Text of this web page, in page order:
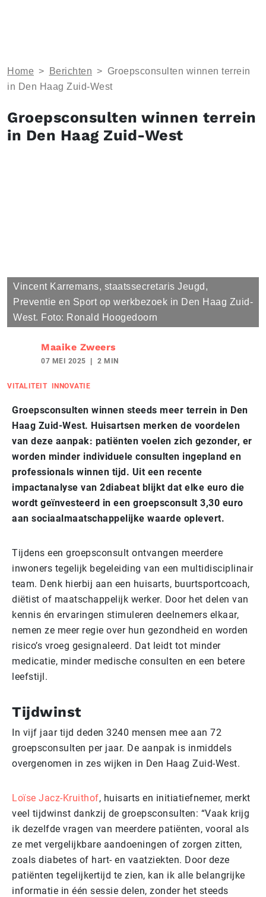
Home > Berichten > Groepsconsulten winnen terrein
in Den Haag Zuid-West
Groepsconsulten winnen terrein
in Den Haag Zuid-West
Vincent Karremans, staatssecretaris Jeugd,
Preventie en Sport op werkbezoek in Den Haag Zuid-
West. Foto: Ronald Hoogedoorn
Maaike Zweers
07 MEI 2025 2 MIN
VITALITEIT INNOVATIE
Groepsconsulten winnen steeds meer terrein in Den
Haag Zuid-West. Huisartsen merken de voordelen
van deze aanpak: patiënten voelen zich gezonder, er
worden minder individuele consulten ingepland en
professionals winnen tijd. Uit een recente
impactanalyse van 2diabeat blijkt dat elke euro die
wordt geïnvesteerd in een groepsconsult 3,30 euro
aan sociaalmaatschappelijke waarde oplevert.
Tijdens een groepsconsult ontvangen meerdere
inwoners tegelijk begeleiding van een multidisciplinair
team. Denk hierbij aan een huisarts, buurtsportcoach,
diëtist of maatschappelijk werker. Door het delen van
kennis én ervaringen stimuleren deelnemers elkaar,
nemen ze meer regie over hun gezondheid en worden
risico’s vroeg gesignaleerd. Dat leidt tot minder
medicatie, minder medische consulten en een betere
leefstijl.
Tijdwinst
In vijf jaar tijd deden 3240 mensen mee aan 72
groepsconsulten per jaar. De aanpak is inmiddels
overgenomen in zes wijken in Den Haag Zuid-West.
Loïse Jacz-Kruithof, huisarts en initiatiefnemer, merkt
veel tijdwinst dankzij de groepsconsulten: “Vaak krijg
ik dezelfde vragen van meerdere patiënten, vooral als
ze met vergelijkbare aandoeningen of zorgen zitten,
zoals diabetes of hart- en vaatziekten. Door deze
patiënten tegelijkertijd te zien, kan ik alle belangrijke
informatie in één sessie delen, zonder het steeds